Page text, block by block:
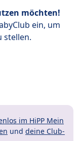
möchten!
ein, um
stellen.
im HiPP Mein
und deine Club-